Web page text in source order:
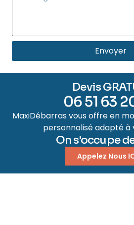
Envoyer
Devis
06 51 63
MaxiDébarras vous offre en
personnalisé adapté à
On s'occupe
Appelez Nous